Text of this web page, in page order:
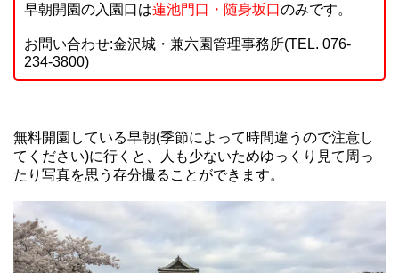
早朝開園の入園口は蓮池門口・随身坂口のみです。
お問い合わせ:金沢城・兼六園管理事務所(TEL. 076-
234-3800)
無料開園している早朝(季節によって時間違うので注意し
てください)に行くと、人も少ないためゆっくり見て周っ
たり写真を思う存分撮ることができます。